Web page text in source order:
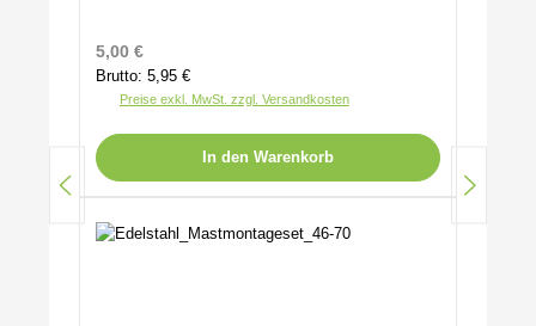
Regulärer Preis:
5,00 €
Brutto: 5,95 €
Preise exkl. MwSt. zzgl. Versandkosten
In den Warenkorb